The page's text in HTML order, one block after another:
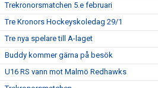
Trekronorsmatchen 5.e februari
Tre Kronors Hockeyskoledag 29/1
Tre nya spelare till A-laget
Buddy kommer gärna på besök
U16 RS vann mot Malmö Redhawks